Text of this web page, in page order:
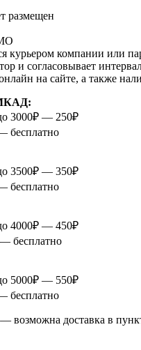
размещен
курьером компании или
и согласовывает
на сайте, а также
МКАД:
3000₽ — 250₽
бесплатно
3500₽ — 350₽
бесплатно
4000₽ — 450₽
бесплатно
5000₽ — 550₽
бесплатно
— возможна доставка в